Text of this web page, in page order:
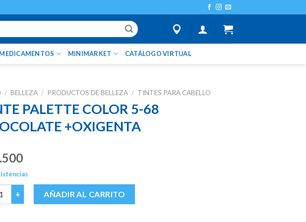
MINIMARKET CATÁLOGO VIRTUAL
/ BELLEZA / PRODUCTOS DE BELLEZA / TINTES PARA CABELLO
PALETTE COLOR 5-68
+OXIGENTA
PALETTE COLOR 5-68 CHOCOLATE +OXIGENTA cantidad
AÑADIR AL CARRITO